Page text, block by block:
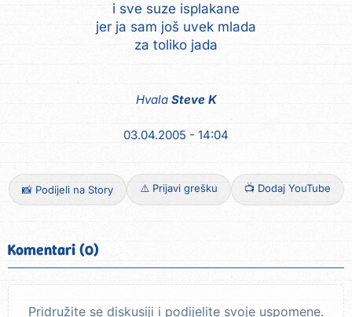
i sve suze isplakane
jer ja sam još uvek mlada
za toliko jada
Hvala Steve K
03.04.2005 - 14:04
📸 Podijeli na Story ⚠️ Prijavi grešku 📺 Dodaj YouTube
Komentari (0)
Pridružite se diskusiji i podijelite svoje uspomene.